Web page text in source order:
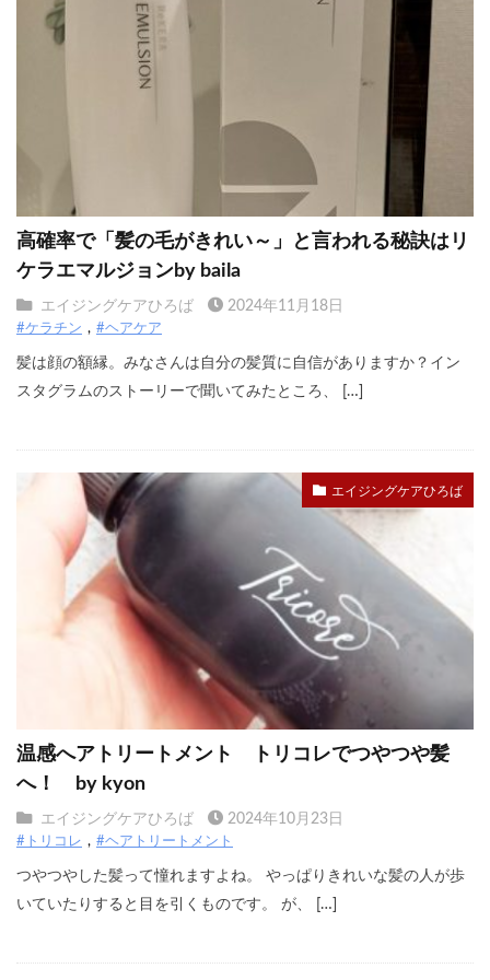
高確率で「髪の毛がきれい～」と言われる秘訣はリ
ケラエマルジョンby baila
エイジングケアひろば 2024年11月18日
#ケラチン #ヘアケア
髪は顔の額縁。みなさんは自分の髪質に自信がありますか？イン
スタグラムのストーリーで聞いてみたところ、 […]
エイジングケアひろば
温感へアトリートメント トリコレでつやつや髪
へ！ by kyon
エイジングケアひろば 2024年10月23日
#トリコレ #ヘアトリートメント
つやつやした髪って憧れますよね。 やっぱりきれいな髪の人が歩
いていたりすると目を引くものです。 が、 […]